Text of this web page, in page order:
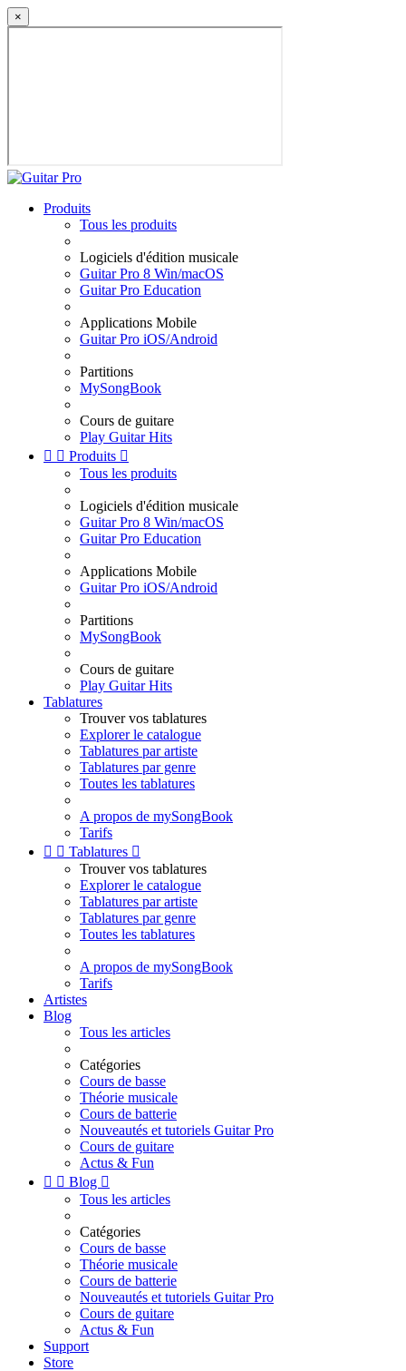
×
Produits
Tous les produits
Logiciels d'édition musicale
Guitar Pro 8 Win/macOS
Guitar Pro Education
Applications Mobile
Guitar Pro iOS/Android
Partitions
MySongBook
Cours de guitare
Play Guitar Hits
  Produits 
Tous les produits
Logiciels d'édition musicale
Guitar Pro 8 Win/macOS
Guitar Pro Education
Applications Mobile
Guitar Pro iOS/Android
Partitions
MySongBook
Cours de guitare
Play Guitar Hits
Tablatures
Trouver vos tablatures
Explorer le catalogue
Tablatures par artiste
Tablatures par genre
Toutes les tablatures
A propos de mySongBook
Tarifs
  Tablatures 
Trouver vos tablatures
Explorer le catalogue
Tablatures par artiste
Tablatures par genre
Toutes les tablatures
A propos de mySongBook
Tarifs
Artistes
Blog
Tous les articles
Catégories
Cours de basse
Théorie musicale
Cours de batterie
Nouveautés et tutoriels Guitar Pro
Cours de guitare
Actus & Fun
  Blog 
Tous les articles
Catégories
Cours de basse
Théorie musicale
Cours de batterie
Nouveautés et tutoriels Guitar Pro
Cours de guitare
Actus & Fun
Support
Store